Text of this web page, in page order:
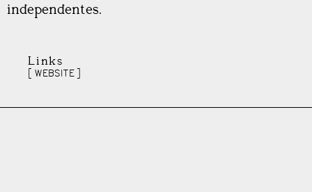
independentes.
Links
WEBSITE